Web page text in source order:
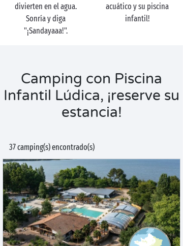
divierten en el agua.
Sonría y diga
"¡Sandayaaa!".
acuático y su piscina
infantil!
Camping con Piscina
Infantil Lúdica, ¡reserve su
estancia!
37 camping(s) encontrado(s)